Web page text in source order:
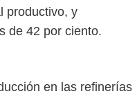
productivo, y
de 42 por ciento.
en las refinerías